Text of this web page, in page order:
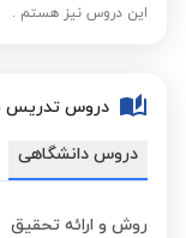
این دروس نیز هستم .
دروس تدریس
دروس دانشگاهی
روش و ارائه تحقیق